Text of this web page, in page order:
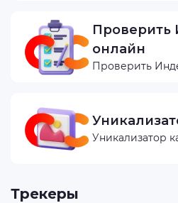
Проверить
онлайн
Проверить
Уникализатор
Трекеры